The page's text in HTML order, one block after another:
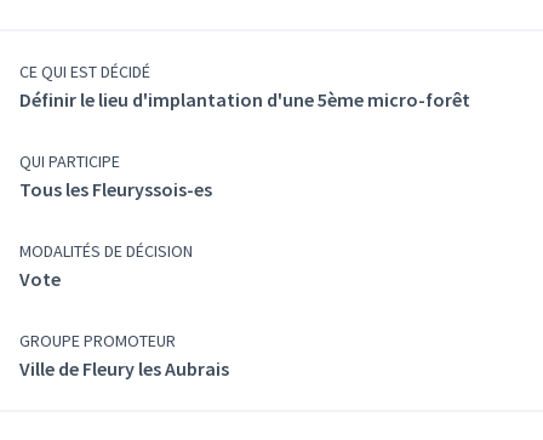
CE QUI EST DÉCIDÉ
Définir le lieu d'implantation d'une 5ème micro-forêt
QUI PARTICIPE
Tous les Fleuryssois-es
MODALITÉS DE DÉCISION
Vote
GROUPE PROMOTEUR
Ville de Fleury les Aubrais